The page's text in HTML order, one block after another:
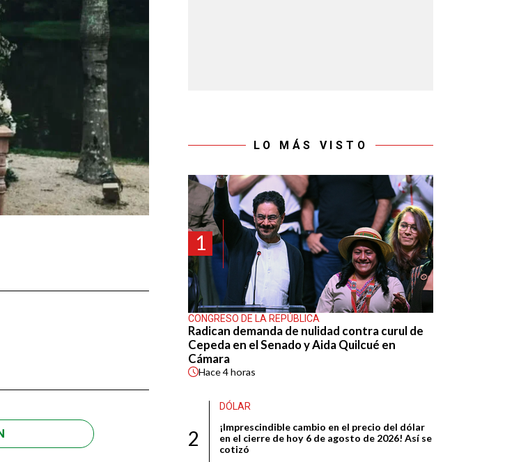
LO MÁS VISTO
1
CONGRESO DE LA REPÚBLICA
Radican demanda de nulidad contra curul de
Cepeda en el Senado y Aida Quilcué en
Cámara
Hace4 horas
2
DÓLAR
¡Imprescindible cambio en el precio del dólar
en el cierre de hoy 6 de agosto de 2026! Así se
cotizó